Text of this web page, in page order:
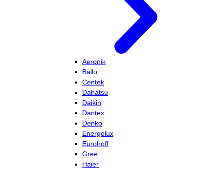
Aeronik
Ballu
Centek
Dahatsu
Daikin
Dantex
Denko
Energolux
Eurohoff
Gree
Haier